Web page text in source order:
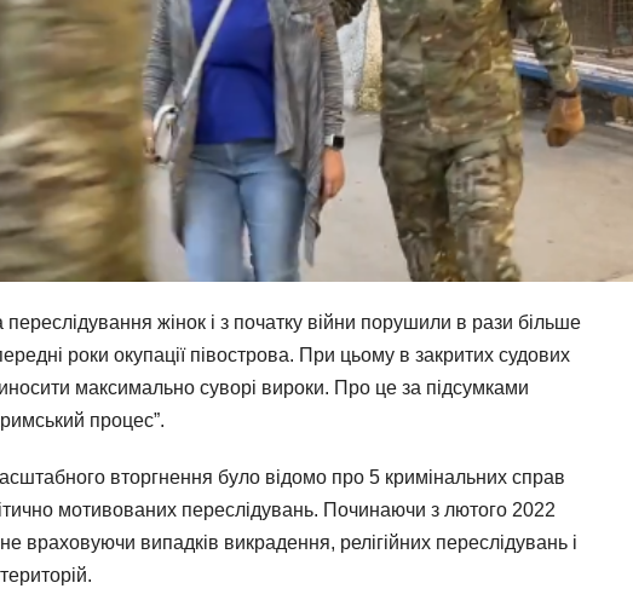
переслідування жінок і з початку війни порушили в рази більше
роки окупації півострова. При цьому в закритих судових
максимально суворі вироки. Про це за підсумками
процес”.
вторгнення було відомо про 5 кримінальних справ
мотивованих переслідувань. Починаючи з лютого 2022
враховуючи випадків викрадення, релігійних переслідувань і